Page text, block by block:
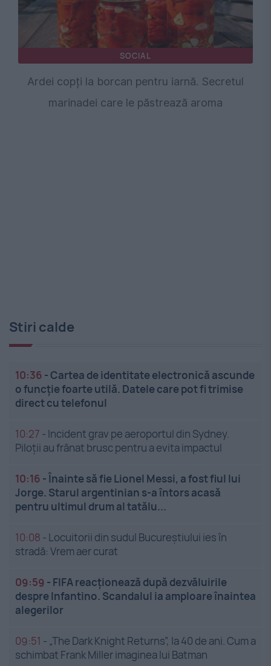
SOCIAL
Ardei copți la borcan pentru iarnă. Secretul
marinadei care le păstrează aroma
Stiri calde
10:36 -Cartea de identitate electronică ascunde
o funcție foarte utilă. Datele care pot fi trimise
direct cu telefonul
10:27 - Incident grav pe aeroportul din Sydney.
Piloții au frânat brusc pentru a evita impactul
10:16 -Înainte să fie Lionel Messi, a fost fiul lui
Jorge. Starul argentinian s-a întors acasă
pentru ultimul drum al tatălu...
10:08 - Locuitorii din sudul Bucureștiului ies în
stradă: Vrem aer curat
09:59 - FIFA reacționează după dezvăluirile
despre Infantino. Scandalul ia amploare înaintea
alegerilor
09:51 - „The Dark Knight Returns”, la 40 de ani. Cum a
schimbat Frank Miller imaginea lui Batman